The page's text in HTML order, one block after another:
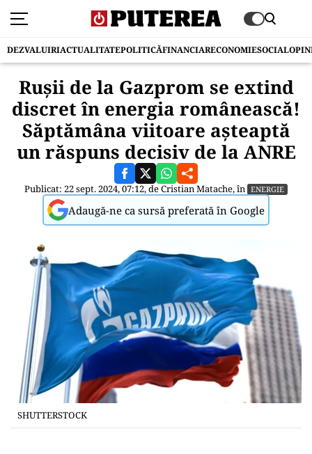
DEZVALUIRIACTUALITATEPOLITICĂFINANCIARECONOMIESOCIAL
Rușii de la Gazprom se extind
discret în energia românească!
Săptămâna viitoare așteaptă
un răspuns decisiv de la ANRE
Publicat: 22 sept. 2024, 07:12, deCristian Matache, în ENERGIE
Adaugă-ne ca sursă preferată în Google
SHUTTERSTOCK